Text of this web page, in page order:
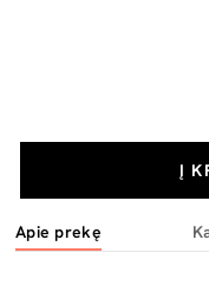
Į
Apie prekę